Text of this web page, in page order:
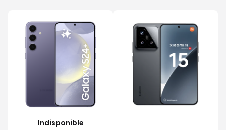
Indisponible